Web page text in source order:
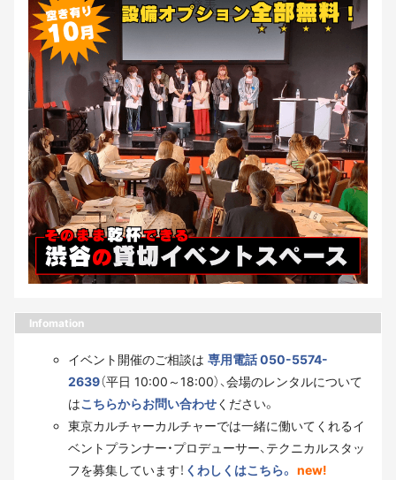
Infomation
イベント開催のご相談は 専用電話 050-5574-
2639（平日 10:00～18:00）、会場のレンタルについて
はこちらからお問い合わせください。
東京カルチャーカルチャーでは一緒に働いてくれるイ
ベントプランナー・プロデューサー、テクニカルスタッ
フを募集しています！ くわしくはこちら。 new!